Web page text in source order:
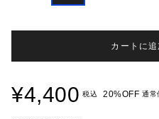
カートに追
¥4,400 税込 20%OFF 通